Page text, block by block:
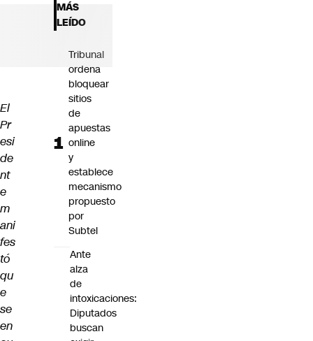
El
Pr
esi
de
nt
e
m
ani
fes
tó
qu
e
se
en
MÁS
LEÍDO
Tribunal
ordena
bloquear
sitios
de
apuestas
online
y
establece
mecanismo
propuesto
por
Subtel
Ante
alza
de
intoxicaciones:
Diputados
buscan